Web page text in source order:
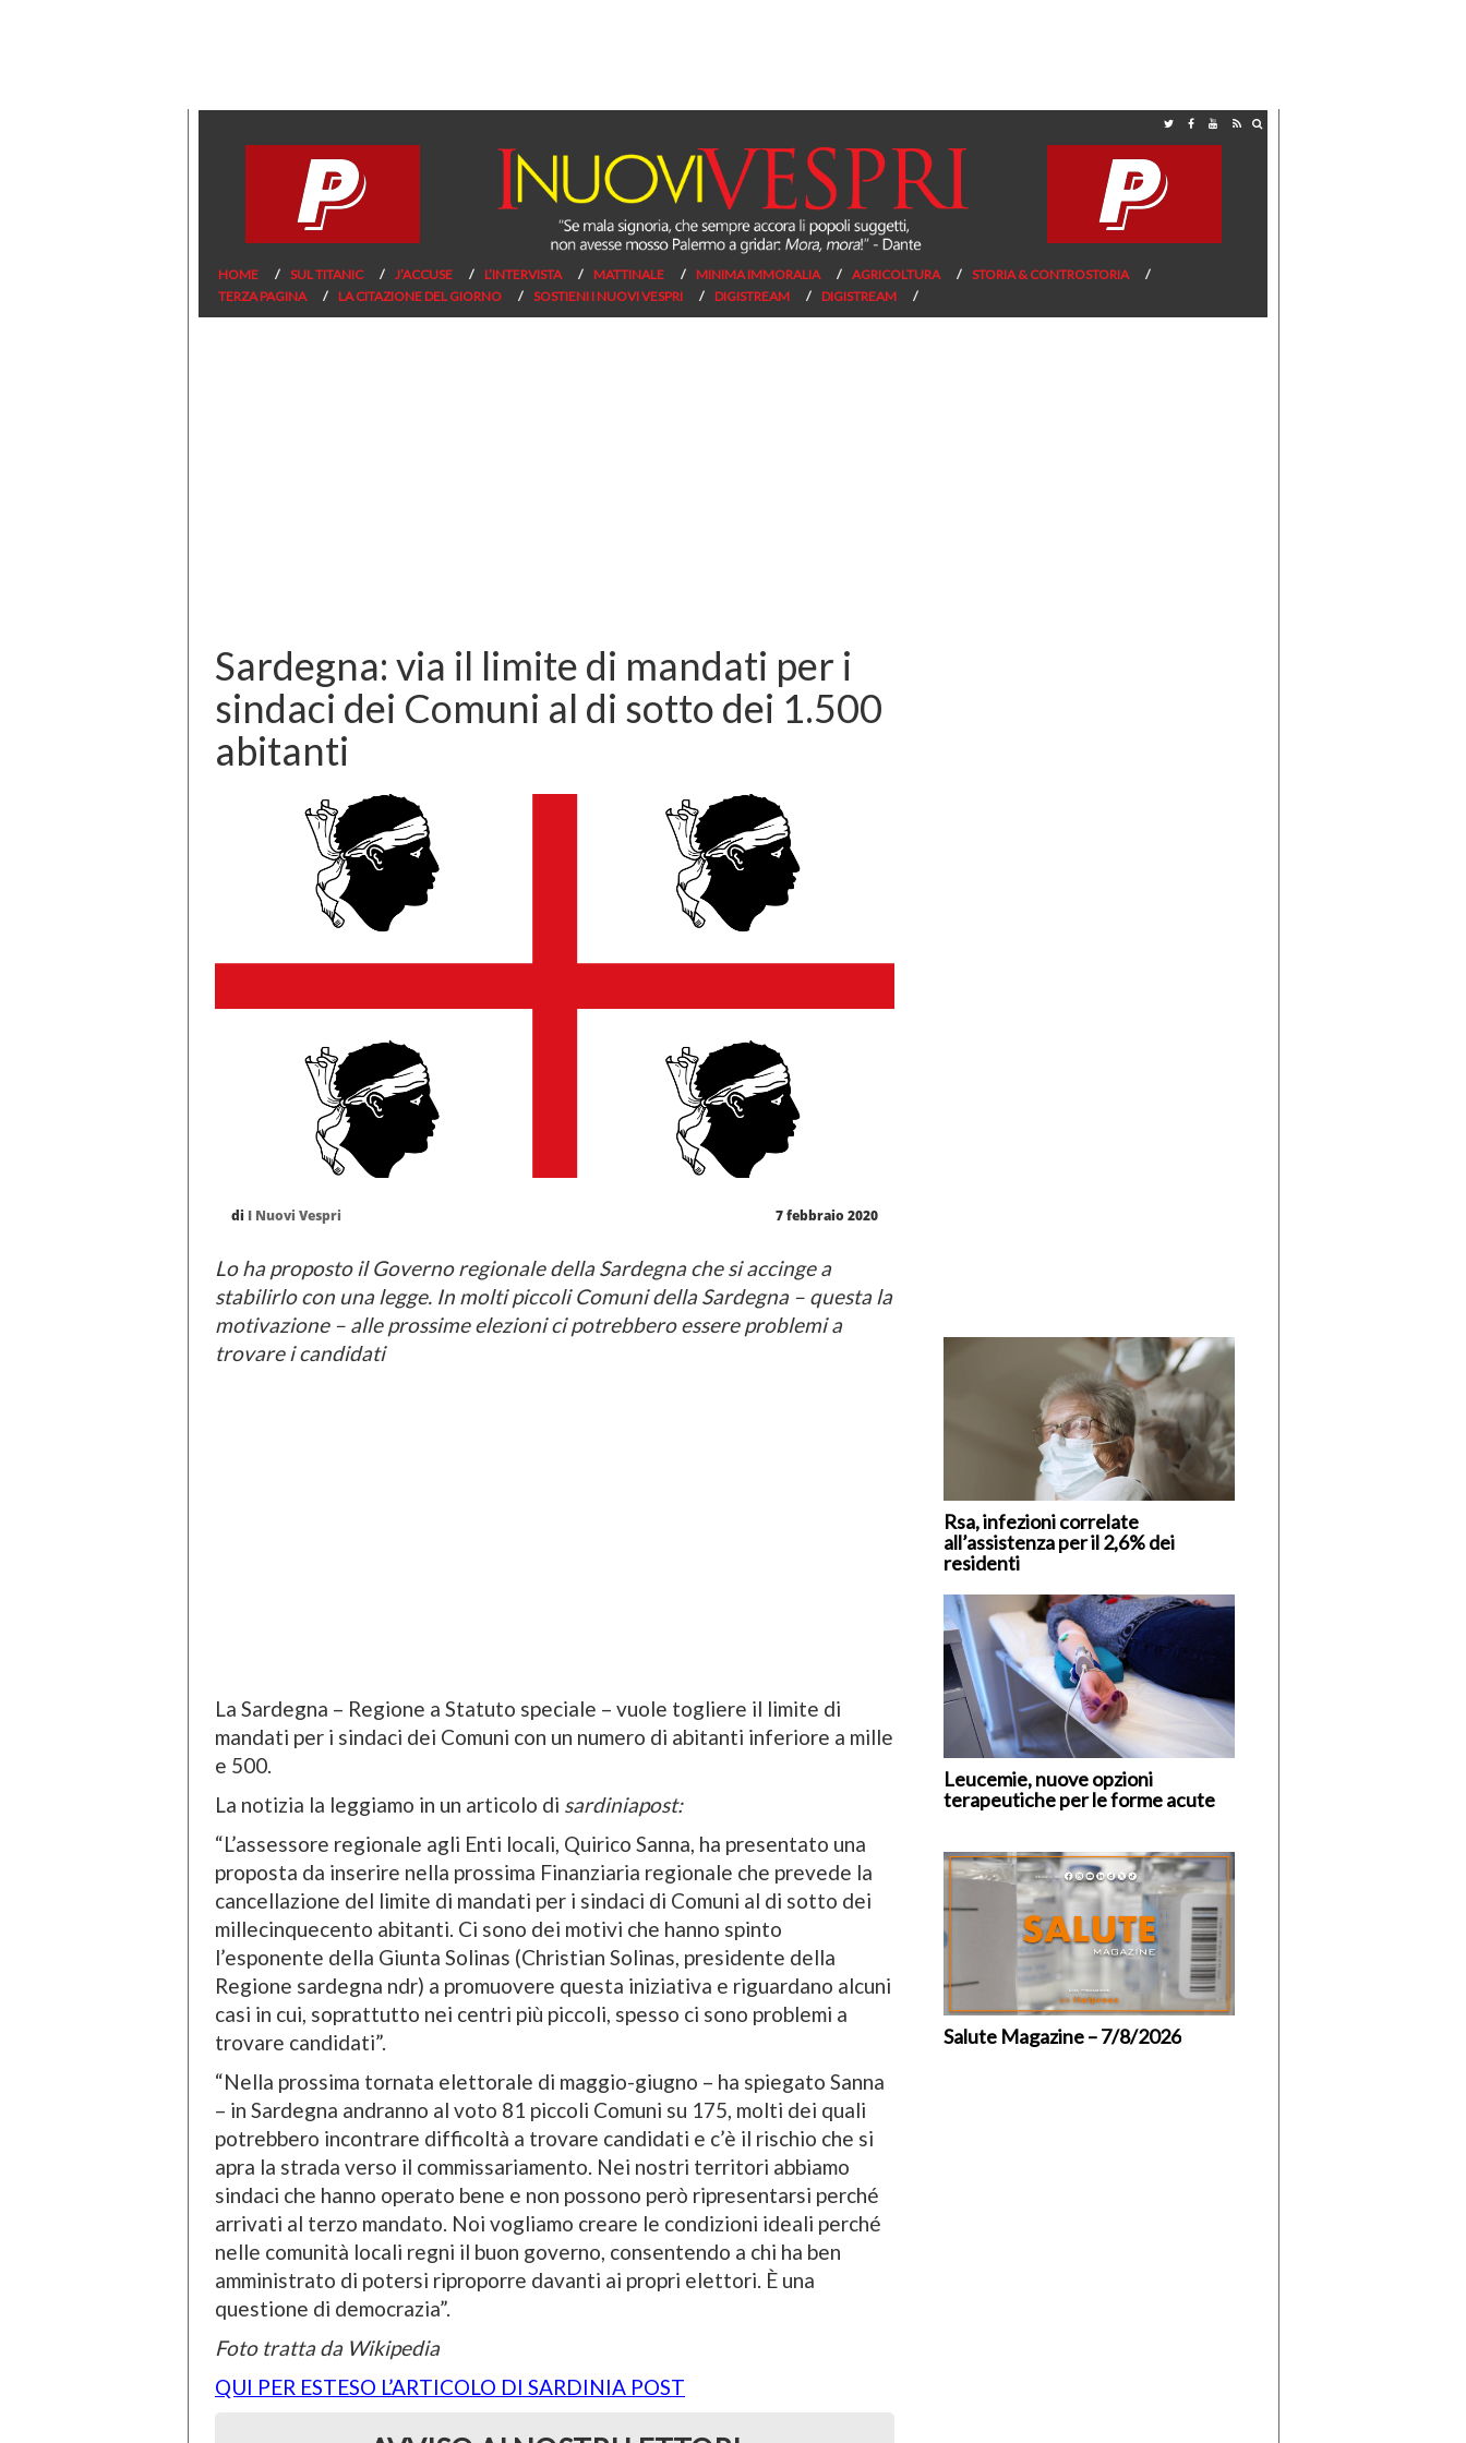
HOME SUL TITANIC J’ACCUSE L’INTERVISTA MATTINALE MINIMA IMMORALIA AGRICOLTURA
STORIA & CONTROSTORIA
TERZA PAGINA
LA CITAZIONE DEL GIORNO SOSTIENI I NUOVI VESPRI DIGISTREAM DIGISTREAM
Sardegna: via il limite di mandati per i
sindaci dei Comuni al di sotto dei 1.500
abitanti
di I Nuovi Vespri 7 febbraio 2020
Lo ha proposto il Governo regionale della Sardegna che si accinge a
stabilirlo con una legge. In molti piccoli Comuni della Sardegna – questa la
motivazione – alle prossime elezioni ci potrebbero essere problemi a
trovare i candidati
La Sardegna – Regione a Statuto speciale – vuole togliere il limite di
mandati per i sindaci dei Comuni con un numero di abitanti inferiore a mille
e 500.
La notizia la leggiamo in un articolo di sardiniapost:
“L’assessore regionale agli Enti locali, Quirico Sanna, ha presentato una
proposta da inserire nella prossima Finanziaria regionale che prevede la
cancellazione del limite di mandati per i sindaci di Comuni al di sotto dei
millecinquecento abitanti. Ci sono dei motivi che hanno spinto
l’esponente della Giunta Solinas (Christian Solinas, presidente della
Regione sardegna ndr) a promuovere questa iniziativa e riguardano alcuni
casi in cui, soprattutto nei centri più piccoli, spesso ci sono problemi a
trovare candidati”.
“Nella prossima tornata elettorale di maggio-giugno – ha spiegato Sanna
– in Sardegna andranno al voto 81 piccoli Comuni su 175, molti dei quali
potrebbero incontrare difficoltà a trovare candidati e c’è il rischio che si
apra la strada verso il commissariamento. Nei nostri territori abbiamo
sindaci che hanno operato bene e non possono però ripresentarsi perché
arrivati al terzo mandato. Noi vogliamo creare le condizioni ideali perché
nelle comunità locali regni il buon governo, consentendo a chi ha ben
amministrato di potersi riproporre davanti ai propri elettori. È una
questione di democrazia”.
Foto tratta da Wikipedia
QUI PER ESTESO L’ARTICOLO DI SARDINIA POST
Rsa, infezioni correlate
all’assistenza per il 2,6% dei
residenti
Leucemie, nuove opzioni
terapeutiche per le forme acute
Salute Magazine – 7/8/2026